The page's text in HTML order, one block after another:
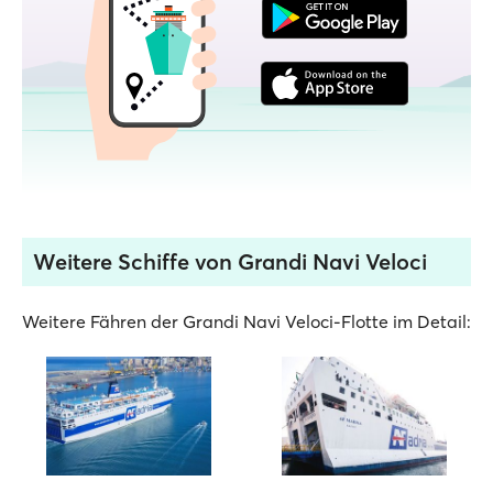
Weitere Schiffe von Grandi Navi Veloci
Weitere Fähren der Grandi Navi Veloci-Flotte im Detail: